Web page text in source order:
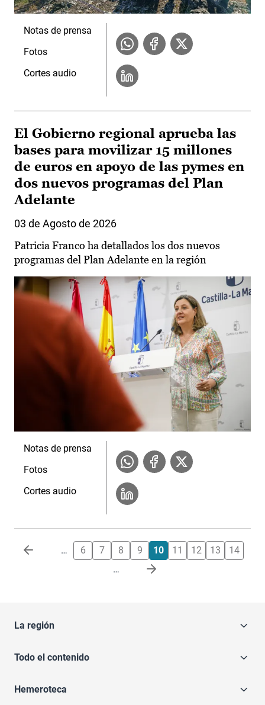
Notas de prensa
Fotos
Cortes audio
El Gobierno regional aprueba las
bases para movilizar 15 millones
de euros en apoyo de las pymes en
dos nuevos programas del Plan
Adelante
03 de Agosto de 2026
Patricia Franco ha detallados los dos nuevos
programas del Plan Adelante en la región
Notas de prensa
Fotos
Cortes audio
Paginación … 6 7 8 9 10 11 12 13
14
…
La región
Todo el contenido
Hemeroteca